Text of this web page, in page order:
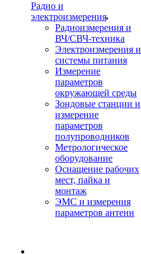
Радио и
электроизмерения
Радиоизмерения и
ВЧ/СВЧ-техника
Электроизмерения и
системы питания
Измерение
параметров
окружающей среды
Зондовые станции и
измерение
параметров
полупроводников
Метрологическое
оборудование
Оснащение рабочих
мест, пайка и
монтаж
ЭМС и измерения
параметров антенн